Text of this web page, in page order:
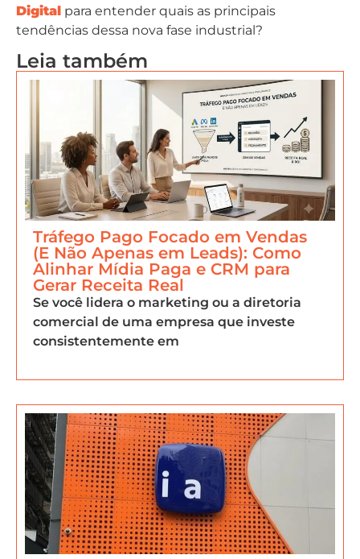
Digital para entender quais as principais
tendências dessa nova fase industrial?
Leia também
Tráfego Pago Focado em Vendas
(E Não Apenas em Leads): Como
Alinhar Mídia Paga e CRM para
Gerar Receita Real
Se você lidera o marketing ou a diretoria
comercial de uma empresa que investe
consistentemente em